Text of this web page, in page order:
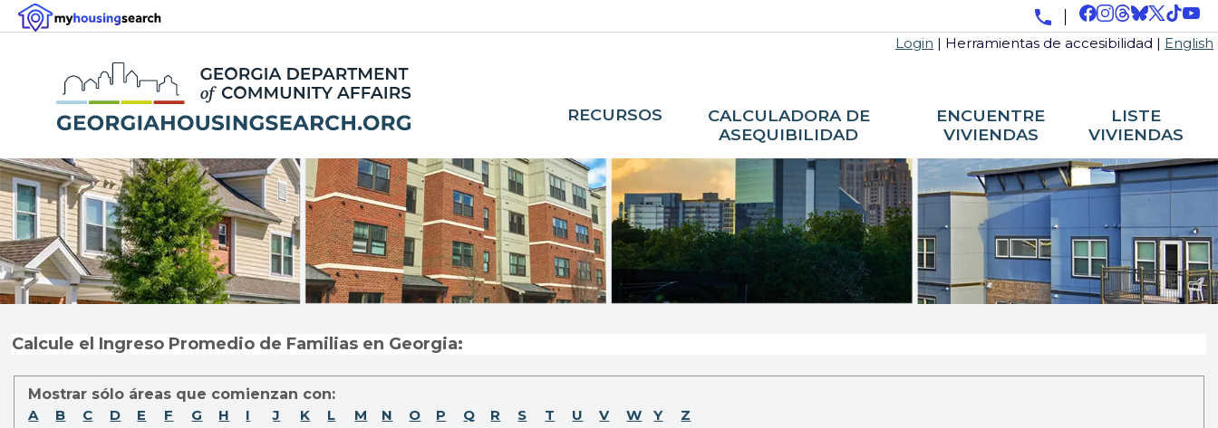
Login | Herramientas de accesibilidad | English
RECURSOS
CALCULADORA DE
ASEQUIBILIDAD
ENCUENTRE
VIVIENDAS
LISTE
VIVIENDAS
Calcule el Ingreso Promedio de Familias en Georgia:
Mostrar sólo áreas que comienzan con:
A
B C D E F G H I J K L M N O P Q R S T U V W Y Z